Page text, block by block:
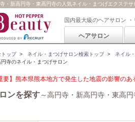
・新高円寺・東高円寺の人気ネイル・まつげエクステサ
国内最大級のヘアサロン
ヘアサロン
トップ> ネイル・まつげサロン検索トップ> ネイル
円寺のネイル・まつげサロン
要】熊本県熊本地方で発生した地震の影響の
ンを探す～高円寺・新高円寺・東高